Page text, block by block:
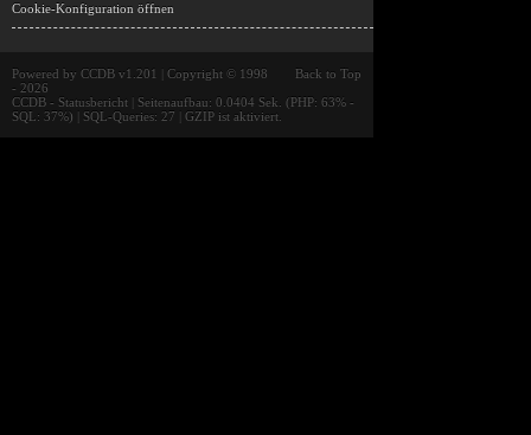
Cookie-Konfiguration öffnen
Back to Top
Powered by CCDB v1.201 | Copyright © 1998
- 2026
CCDB - Statusbericht | Seitenaufbau: 0.0404 Sek. (PHP: 63% -
SQL: 37%) | SQL-Queries: 27 | GZIP ist aktiviert.